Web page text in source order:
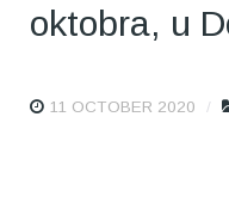
oktobra, u
11 OCTOBER 2020